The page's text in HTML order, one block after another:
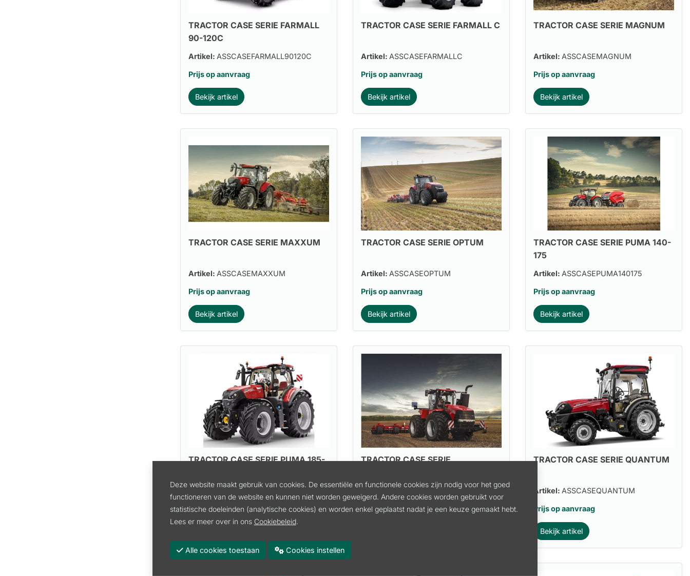
TRACTOR CASE SERIE FARMALL
90-120C
Artikel: ASSCASEFARMALL90120C
Prijs op aanvraag
Bekijk artikel
TRACTOR CASE SERIE FARMALL C
Artikel: ASSCASEFARMALLC
Prijs op aanvraag
Bekijk artikel
TRACTOR CASE SERIE MAGNUM
Artikel: ASSCASEMAGNUM
Prijs op aanvraag
Bekijk artikel
TRACTOR CASE SERIE MAXXUM
Artikel: ASSCASEMAXXUM
Prijs op aanvraag
Bekijk artikel
TRACTOR CASE SERIE OPTUM
Artikel: ASSCASEOPTUM
Prijs op aanvraag
Bekijk artikel
TRACTOR CASE SERIE PUMA 140-
175
Artikel: ASSCASEPUMA140175
Prijs op aanvraag
Bekijk artikel
TRACTOR CASE SERIE PUMA 185-
ASSCASEPUMA185260
Prijs op aanvraag
TRACTOR CASE SERIE
ASSCASEQUADTRAC
Prijs op aanvraag
TRACTOR CASE SERIE QUANTUM
Artikel: ASSCASEQUANTUM
Prijs op aanvraag
Bekijk artikel
Deze website maakt gebruik van cookies. De essentiële en functionele cookies zijn nodig voor het goed
functioneren van de website en kunnen niet worden geweigerd. Andere cookies worden gebruikt voor
statistische doeleinden (analytische cookies) en worden enkel geplaatst nadat je een keuze gemaakt hebt.
Lees er meer over in ons Cookiebeleid.
Alle cookies toestaan Cookies instellen